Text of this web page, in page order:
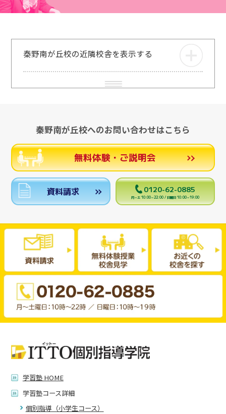
秦野南が丘校の近隣校舎を表示する
秦野南が丘校へのお問い合わせはこちら
無料体験・ご説明会
資料請求 0120-62-0885
月～土 10:00～22:00 / 日曜日 10:00～19:00
学習塾 HOME
学習塾コース詳細
個別指導（小学生コース）